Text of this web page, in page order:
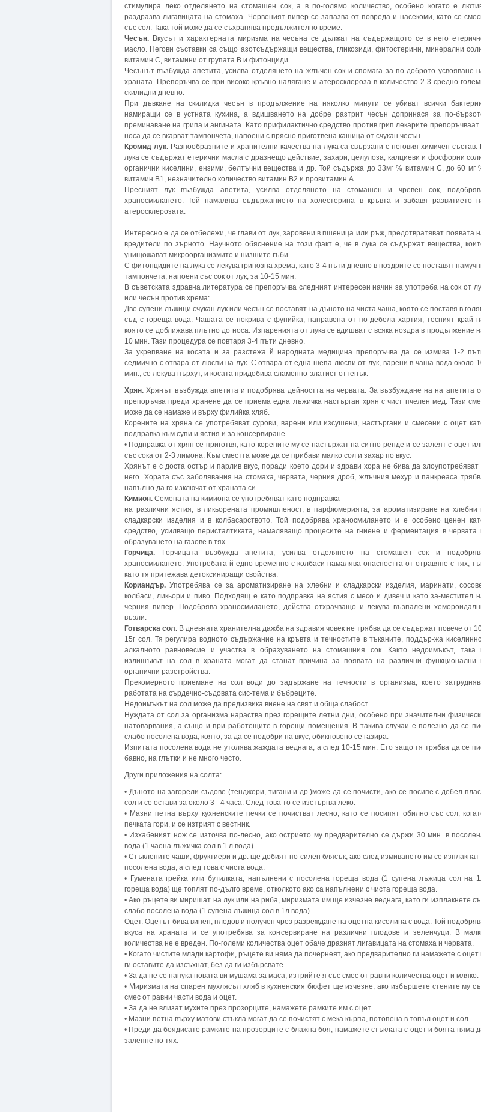
стимулира леко отделянето на стомашен сок, а в по-голямо количество, особено когато е
раздразва лигавицата на стомаха. Червеният пипер се запазва от повреда и насекоми, като се
със сол. Така той може да се съхранява продължително време.
Чесън. Вкусът и характерната миризма на чесъна се дължат на съдържащото се в него
масло. Негови съставки са също азотсъдържащи вещества, гликозиди, фитостерини, минерални
витамин С, витамини от групата В и фитонциди.
Чесънът възбужда апетита, усилва отделянето на жлъчен сок и спомага за по-доброто усвояване
храната. Препоръчва се при високо кръвно налягане и атеросклероза в количество 2-3 средно
скилидни дневно.
При дъвкане на скилидка чесън в продължение на няколко минути се убиват всички
намиращи се в устната кухина, а вдишването на добре разтрит чесън допринася за по-
преминаване на грипа и ангината. Като прифилактично средство против грип лекарите препоръчваат
носа да се вкарват тампончета, напоени с прясно приготвена кашица от счукан чесън.
Кромид лук.Разнообразните и хранителни качества на лука са свързани с неговия химичен състав.
лука се съдържат етерични масла с дразнещо действие, захари, целулоза, калциеви и фосфорни
органични киселини, ензими, белтъчни вещества и др. Той съдържа до 33мг % витамин С, до 60 мг
витамин В1, незначително количество витамин В2 и провитамин А.
Пресният лук възбужда апетита, усилва отделянето на стомашен и чревен сок,
храносмилането. Той намалява съдържанието на холестерина в кръвта и забавя развитието
атеросклерозата.
Интересно е да се отбележи, че глави от лук, заровени в пшеница или ръж, предотвратяват появата
вредители по зърното. Научното обяснение на този факт е, че в лука се съдържат вещества,
унищожават микроорганизмите и низшите гъби.
С фитонцидите на лука се лекува грипозна хрема, като 3-4 пъти дневно в ноздрите се поставят
тампончета, напоени със сок от лук, за 10-15 мин.
В съветската здравна литература се препоръчва следният интересен начин за употреба на сок от
или чесън против хрема:
Две супени лъжици счукан лук или чесън се поставят на дъното на чиста чаша, която се поставя в
съд с гореща вода. Чашата се покрива с фунийка, направена от по-дебела хартия, тесният край
която се доближава плътно до носа. Изпаренията от лука се вдишват с всяка ноздра в продължение
10 мин. Тази процедура се повтаря 3-4 пъти дневно.
За укрепване на косата и за разстежа й народната медицина препоръчва да се измива 1-2
седмично с отвара от люспи на лук. С отвара от една шепа люспи от лук, варени в чаша вода около
мин., се лекува пърхут, и косата придобива сламенно-златист оттенък.
Хрян. Хрянът възбужда апетита и подобрява дейността на червата. За възбуждане на на апетита
препоръчва преди хранене да се приема една лъжичка настърган хрян с чист пчелен мед. Тази
може да се намаже и върху филийка хляб.
Корените на хряна се употребяват сурови, варени или изсушени, настъргани и смесени с оцет
подправка към супи и ястия и за консервиране.
• Подправка от хрян се приготвя, като корените му се настържат на ситно ренде и се залеят с оцет
със сока от 2-3 лимона. Към сместта може да се прибави малко сол и захар по вкус.
Хрянът е с доста остър и парлив вкус, поради което дори и здрави хора не бива да злоупотребяват
него. Хората със заболявания на стомаха, червата, черния дроб, жлъчния мехур и панкреаса
напълно да го изключат от храната си.
Кимион. Семената на кимиона се употребяват като подправка
на различни ястия, в ликьорената промишленост, в парфюмерията, за ароматизиране на хлебни
сладкарски изделия и в колбасарството. Той подобрява храносмилането и е особено ценен
средство, усилващо перисталтиката, намаляващо процесите на гниене и ферментация в червата
образуването на газове в тях.
Горчица. Горчицата възбужда апетита, усилва отделянето на стомашен сок и
храносмилането. Употребата й едно-временно с колбаси намалява опасността от отравяне с тях,
като тя притежава детоксиниращи свойства.
Кориандър. Употребява се за ароматизиране на хлебни и сладкарски изделия, маринати,
колбаси, ликьори и пиво. Подходящ е като подправка на ястия с месо и дивеч и като за-местител
черния пипер. Подобрява храносмилането, действа отхрачващо и лекува възпалени
възли.
Готварска сол. В дневната хранителна дажба на здравия човек не трябва да се съдържат повече от
15г сол. Тя регулира водното съдържание на кръвта и течностите в тъканите, поддър-жа
алкалното равновесие и участва в образуването на стомашния сок. Както недоимъкът, така
излишъкът на сол в храната могат да станат причина за появата на различни функционални
органични разстройства.
Прекомерното приемане на сол води до задържане на течности в организма, което
работата на сърдечно-съдовата сис-тема и бъбреците.
Недоимъкът на сол може да предизвика виене на свят и обща слабост.
Нуждата от сол за организма нараства през горещите летни дни, особено при значителни
натоварвания, а също и при работещите в горещи помещения. В такива случаи е полезно да се
слабо посолена вода, която, за да се подобри на вкус, обикновено се газира.
Изпитата посолена вода не утолява жаждата веднага, а след 10-15 мин. Ето защо тя трябва да се
бавно, на глътки и не много често.
Други приложения на солта:
• Дъното на загорели съдове (тенджери, тигани и др.)може да се почисти, ако се посипе с дебел
сол и се остави за около 3 - 4 часа. След това то се изстъргва леко.
• Мазни петна върху кухненските печки се почистват лесно, като се посипят обилно със сол,
печката гори, и се изтрият с вестник.
• Изхабеният нож се източва по-лесно, ако острието му предварително се държи 30 мин. в
вода (1 чаена лъжичка сол в 1 л вода).
• Стъклените чаши, фруктиери и др. ще добият по-силен блясък, ако след измиването им се изплакнат
посолена вода, а след това с чиста вода.
• Гумената грейка или бутилката, напълнени с посолена гореща вода (1 супена лъжица сол на
гореща вода) ще топлят по-дълго време, отколкото ако са напълнени с чиста гореща вода.
• Ако ръцете ви миришат на лук или на риба, миризмата им ще изчезне веднага, като ги изплакнете
слабо посолена вода (1 супена лъжица сол в 1л вода).
Оцет. Оцетът бива винен, плодов и получен чрез разреждане на оцетна киселина с вода. Той
вкуса на храната и се употребява за консервиране на различни плодове и зеленчуци. В
количества не е вреден. По-големи количества оцет обаче дразнят лигавицата на стомаха и червата.
• Когато чистите млади картофи, ръцете ви няма да почернеят, ако предварително ги намажете с оцет
ги оставите да изсъхнат, без да ги избърсвате.
• За да не се напука новата ви мушама за маса, изтрийте я със смес от равни количества оцет и мляко.
• Миризмата на спарен мухлясъл хляб в кухненския бюфет ще изчезне, ако избършете стените му
смес от равни части вода и оцет.
• За да не влизат мухите през прозорците, намажете рамките им с оцет.
• Мазни петна върху матови стъкла могат да се почистят с мека кърпа, потопена в топъл оцет и сол.
• Преди да боядисате рамките на прозорците с блажна боя, намажете стъклата с оцет и боята няма
залепне по тях.